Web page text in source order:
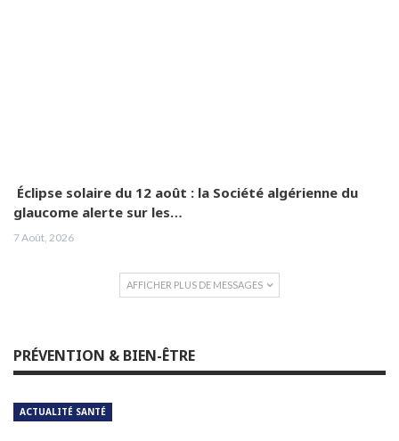
Éclipse solaire du 12 août : la Société algérienne du
glaucome alerte sur les…
7 Août, 2026
AFFICHER PLUS DE MESSAGES
PRÉVENTION & BIEN-ÊTRE
ACTUALITÉ SANTÉ